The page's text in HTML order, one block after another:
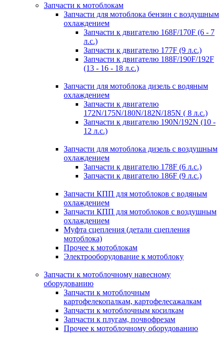
Запчасти к мотоблокам
Запчасти для мотоблока бензин с воздушным
охлаждением
Запчасти к двигателю 168F/170F (6 - 7
л.с.)
Запчасти к двигателю 177F (9 л.с.)
Запчасти к двигателю 188F/190F/192F
(13 - 16 - 18 л.с.)
Запчасти для мотоблока дизель с водяным
охлаждением
Запчасти к двигателю
172N/175N/180N/182N/185N ( 8 л.с.)
Запчасти к двигателю 190N/192N (10 -
12 л.с.)
Запчасти для мотоблока дизель с воздушным
охлаждением
Запчасти к двигателю 178F (6 л.с.)
Запчасти к двигателю 186F (9 л.с.)
Запчасти КПП для мотоблоков с водяным
охлаждением
Запчасти КПП для мотоблоков с воздушным
охлаждением
Муфта сцепления (детали сцепления
мотоблока)
Прочее к мотоблокам
Электрооборудование к мотоблоку
Запчасти к мотоблочному навесному
оборудованию
Запчасти к мотоблочным
картофелекопалкам, картофелесажалкам
Запчасти к мотоблочным косилкам
Запчасти к плугам, почвофрезам
Прочее к мотоблочному оборудованию